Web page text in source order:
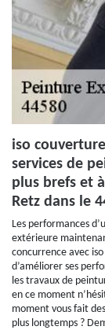
iso
services de
plus brefs et
Retz dans le
Les performances
extérieure
concurrence avec
d’améliorer ses
les travaux de
en ce moment
moment vous fait
plus longtemps ?